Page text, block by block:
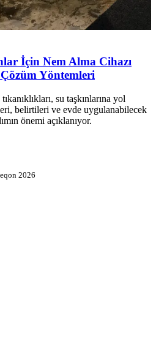
İçin Nem Alma Cihazı
Yöntemleri
su taşkınlarına yol
belirtileri ve evde uygulanabilecek
önemi açıklanıyor.
2026